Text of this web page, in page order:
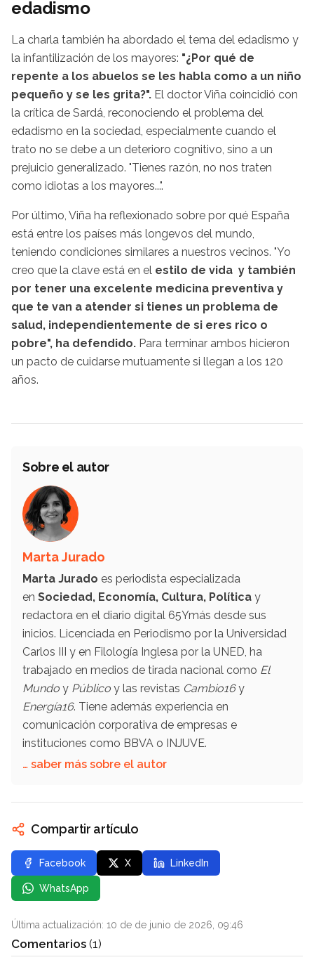
edadismo
La charla también ha abordado el tema del edadismo y
la infantilización de los mayores: "¿Por qué de
repente a los abuelos se les habla como a un niño
pequeño y se les grita?". El doctor Viña coincidió con
la crítica de Sardá, reconociendo el problema del
edadismo en la sociedad, especialmente cuando el
trato no se debe a un deterioro cognitivo, sino a un
prejuicio generalizado. "Tienes razón, no nos traten
como idiotas a los mayores...".
Por último, Viña ha reflexionado sobre por qué España
está entre los países más longevos del mundo,
teniendo condiciones similares a nuestros vecinos. "Yo
creo que la clave está en el estilo de vida y también
por tener una excelente medicina preventiva y
que te van a atender si tienes un problema de
salud, independientemente de si eres rico o
pobre", ha defendido. Para terminar ambos hicieron
un pacto de cuidarse mutuamente si llegan a los 120
años.
Sobre el autor
Marta Jurado
Marta Jurado es periodista especializada
en Sociedad, Economía, Cultura, Política y
redactora en el diario digital 65Ymás desde sus
inicios. Licenciada en Periodismo por la Universidad
Carlos III y en Filología Inglesa por la UNED, ha
trabajado en medios de tirada nacional como El
Mundo y Público y las revistas Cambio16y
Energía16. Tiene además experiencia en
comunicación corporativa de empresas e
instituciones como BBVA o INJUVE.
… saber más sobre el autor
Compartir artículo
Facebook X LinkedIn
WhatsApp
Última actualización: 10 de de junio de 2026, 09:46
Comentarios (1)